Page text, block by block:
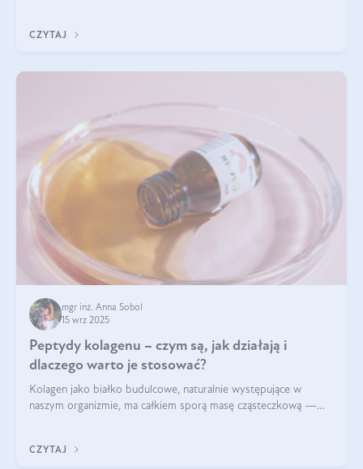
wysokiej jakości suplem
CZYTAJ
mgr inż. Anna Sobol
15 wrz 2025
Peptydy kolagenu – czym są, jak działają i
dlaczego warto je stosować?
Kolagen jako białko budulcowe, naturalnie występujące w
naszym organizmie, ma całkiem sporą masę cząsteczkową —
bardziej biodostępny
CZYTAJ